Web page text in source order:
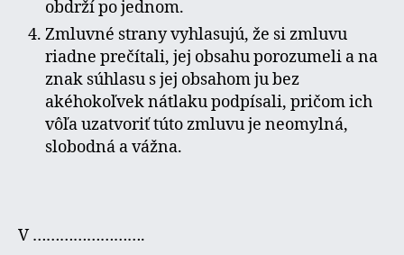
obdrží po jednom.
Zmluvné strany vyhlasujú, že si zmluvu
riadne prečítali, jej obsahu porozumeli a na
znak súhlasu s jej obsahom ju bez
akéhokoľvek nátlaku podpísali, pričom ich
vôľa uzatvoriť túto zmluvu je neomylná,
slobodná a vážna.
V …………………….